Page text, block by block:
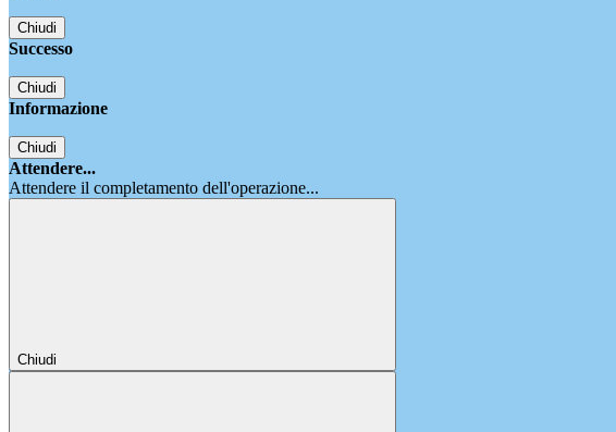
Chiudi
Successo
Chiudi
Informazione
Chiudi
Attendere...
Attendere il completamento dell'operazione...
Chiudi